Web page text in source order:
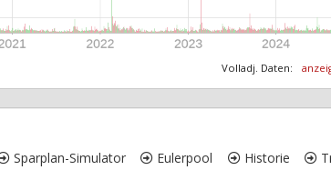
Volladj. Daten:
Sparplan-Simulator Eulerpool Historie